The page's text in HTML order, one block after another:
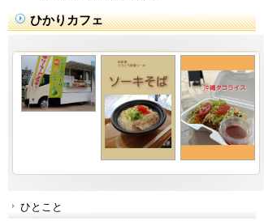
ひかりカフェ
ひとこと